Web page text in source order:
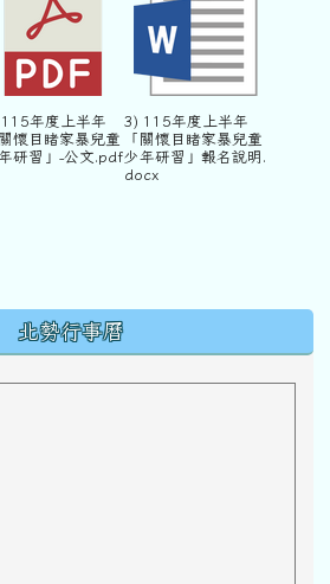
年度上半年
關懷目睹家暴兒童
研習」-公文.pdf
3) 115年度上半年
「關懷目睹家暴兒童
少年研習」報名說明.
docx
北勢行事曆